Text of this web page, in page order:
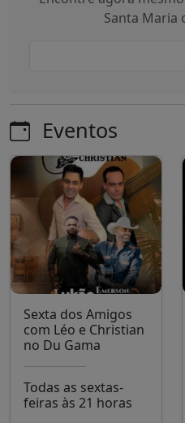
Santa Maria
Eventos
Sexta dos Amigos
com Léo e Christian
no Du Gama
Todas as sextas-
feiras às 21 horas